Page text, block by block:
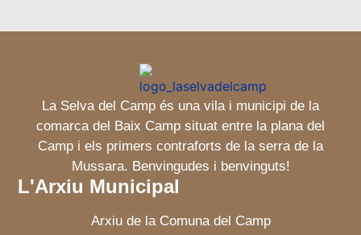
La Selva del Camp és una vila i municipi de la
comarca del Baix Camp situat entre la plana del
Camp i els primers contraforts de la serra de la
Mussara. Benvingudes i benvinguts!
L'Arxiu Municipal
Arxiu de la Comuna del Camp